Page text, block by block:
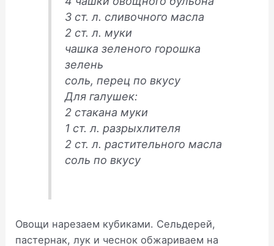
3 ст. л. сливочного масла
2 ст. л. муки
чашка зеленого горошка
зелень
соль, перец по вкусу
Для галушек:
2 стакана муки
1 ст. л. разрыхлителя
2 ст. л. растительного масла
соль по вкусу
Овощи нарезаем кубиками. Сельдерей,
пастернак, лук и чеснок обжариваем на